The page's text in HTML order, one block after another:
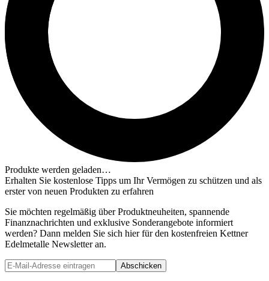
Produkte werden geladen…
Erhalten Sie kostenlose Tipps um Ihr Vermögen zu schützen und als
erster von neuen Produkten zu erfahren
Sie möchten regelmäßig über Produktneuheiten, spannende
Finanznachrichten und exklusive Sonderangebote informiert
werden? Dann melden Sie sich hier für den kostenfreien Kettner
Edelmetalle Newsletter an.
Abschicken